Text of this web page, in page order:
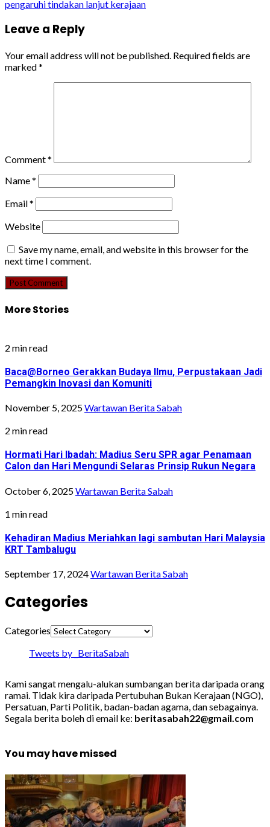
pengaruhi tindakan lanjut kerajaan
Leave a Reply
Your email address will not be published. Required fields are
marked*
Comment*
Name*
Email*
Website
Save my name, email, and website in this browser for the
next time I comment.
More Stories
2 min read
Baca@Borneo Gerakkan Budaya Ilmu, Perpustakaan Jadi
Pemangkin Inovasi dan Komuniti
November 5, 2025Wartawan Berita Sabah
2 min read
Hormati Hari Ibadah: Madius Seru SPR agar Penamaan
Calon dan Hari Mengundi Selaras Prinsip Rukun Negara
October 6, 2025Wartawan Berita Sabah
1 min read
Kehadiran Madius Meriahkan lagi sambutan Hari Malaysia
KRT Tambalugu
September 17, 2024Wartawan Berita Sabah
Categories
Categories
Tweets by _BeritaSabah
Kami sangat mengalu-alukan sumbangan berita daripada orang
ramai. Tidak kira daripada Pertubuhan Bukan Kerajaan (NGO),
Persatuan, Parti Politik, badan-badan agama, dan sebagainya.
Segala berita boleh di email ke: beritasabah22@gmail.com
You may have missed